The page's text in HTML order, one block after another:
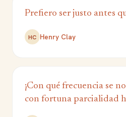
Prefiero ser justo antes
HC Henry Clay
¡Con qué frecuencia se
con fortuna parcialidad